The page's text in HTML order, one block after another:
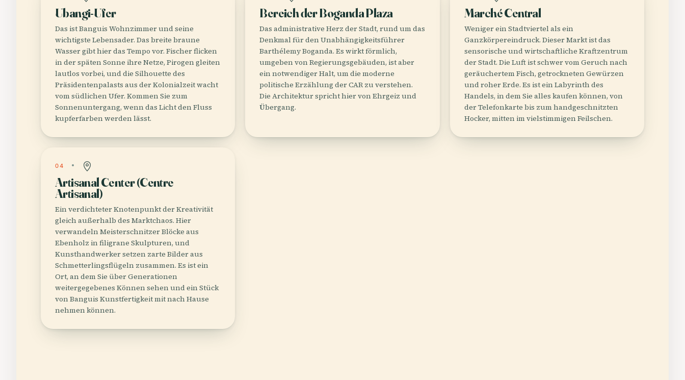
Ubangi-Ufer
Das ist Banguis Wohnzimmer und seine
wichtigste Lebensader. Das breite braune
Wasser gibt hier das Tempo vor. Fischer flicken
in der späten Sonne ihre Netze, Pirogen gleiten
lautlos vorbei, und die Silhouette des
Präsidentenpalasts aus der Kolonialzeit wacht
vom südlichen Ufer. Kommen Sie zum
Sonnenuntergang, wenn das Licht den Fluss
kupferfarben werden lässt.
Bereich der Boganda Plaza
Das administrative Herz der Stadt, rund um das
Denkmal für den Unabhängigkeitsführer
Barthélemy Boganda. Es wirkt förmlich,
umgeben von Regierungsgebäuden, ist aber
ein notwendiger Halt, um die moderne
politische Erzählung der CAR zu verstehen.
Die Architektur spricht hier von Ehrgeiz und
Übergang.
Marché Central
Weniger ein Stadtviertel als ein
Ganzkörpereindruck. Dieser Markt ist das
sensorische und wirtschaftliche Kraftzentrum
der Stadt. Die Luft ist schwer vom Geruch nach
geräuchertem Fisch, getrockneten Gewürzen
und roher Erde. Es ist ein Labyrinth des
Handels, in dem Sie alles kaufen können, von
der Telefonkarte bis zum handgeschnitzten
Hocker, mitten im vielstimmigen Feilschen.
04
Artisanal Center (Centre
Artisanal)
Ein verdichteter Knotenpunkt der Kreativität
gleich außerhalb des Marktchaos. Hier
verwandeln Meisterschnitzer Blöcke aus
Ebenholz in filigrane Skulpturen, und
Kunsthandwerker setzen zarte Bilder aus
Schmetterlingsflügeln zusammen. Es ist ein
Ort, an dem Sie über Generationen
weitergegebenes Können sehen und ein Stück
von Banguis Kunstfertigkeit mit nach Hause
nehmen können.